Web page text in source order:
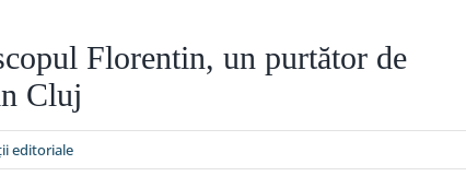
Florentin, un purtător de
Cluj
editoriale